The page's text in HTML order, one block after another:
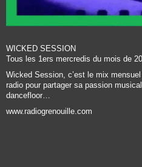
WICKED SESSION
Tous les 1ers mercredis du mois de
Wicked Session, c’est le mix
radio pour partager sa passion
dancefloor…
www.radiogrenouille.com